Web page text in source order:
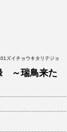
ズイチョウキタリテジョ
～瑞鳥来た